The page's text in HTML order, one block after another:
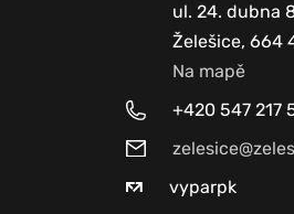
ul. 24. dubna
Želešice, 664
Na mapě
+420 547 217
vyparpk